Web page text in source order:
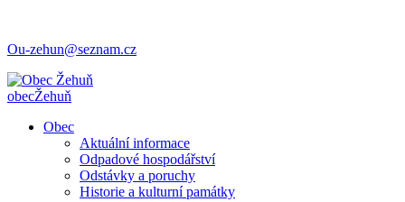
Ou-zehun@seznam.cz
obecŽehuň
Obec
Aktuální informace
Odpadové hospodářství
Odstávky a poruchy
Historie a kulturní památky